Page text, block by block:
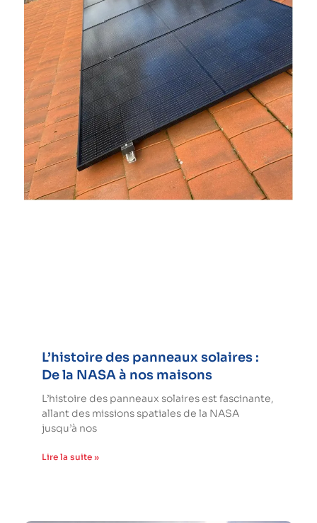
L’histoire des panneaux solaires :
De la NASA à nos maisons
L’histoire des panneaux solaires est fascinante,
allant des missions spatiales de la NASA
jusqu’à nos
Lire la suite »